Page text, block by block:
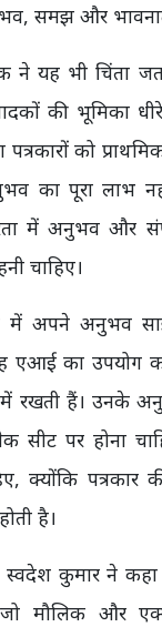
समझ और
ने यह भी चिंता
की भूमिका
को
का पूरा लाभ
में अनुभव और
चाहिए।
में अपने अनुभव
एआई का उपयोग
हैं। उनके
सीट पर होना
क्योंकि पत्रकार
है।
स्वदेश कुमार ने
मौलिक और